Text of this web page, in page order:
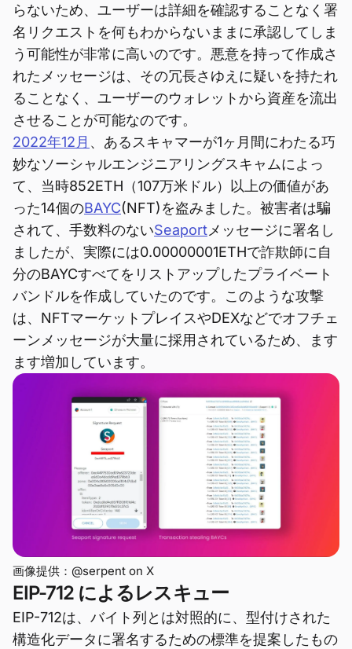
らないため、ユーザーは詳細を確認することなく署
名リクエストを何もわからないままに承認してしま
う可能性が非常に高いのです。悪意を持って作成さ
れたメッセージは、その冗長さゆえに疑いを持たれ
ることなく、ユーザーのウォレットから資産を流出
させることが可能なのです。
2022年12月 、あるスキャマーが1ヶ月間にわたる巧
妙なソーシャルエンジニアリングスキャムによっ
て、当時852ETH（107万米ドル）以上の価値があ
った14個のBAYC(NFT)を盗みました。被害者は騙
されて、手数料のないSeaportメッセージに署名し
ましたが、実際には0.00000001ETHで詐欺師に自
分のBAYCすべてをリストアップしたプライベート
バンドルを作成していたのです。このような攻撃
は、NFTマーケットプレイスやDEXなどでオフチェ
ーンメッセージが大量に採用されているため、ます
ます増加しています。
画像提供：@serpent on X
EIP-712 によるレスキュー
EIP-712は、バイト列とは対照的に、型付けされた
構造化データに署名するための標準を提案したもの